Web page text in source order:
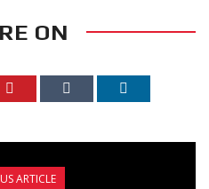
ON
ARTICLE